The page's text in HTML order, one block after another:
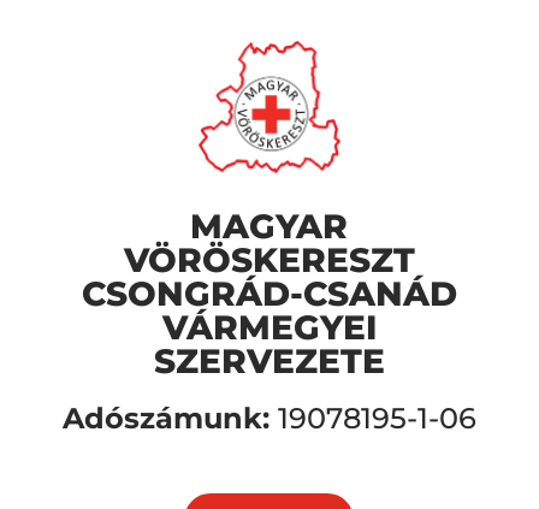
MAGYAR
VÖRÖSKERESZT
CSONGRÁD-CSANÁD
VÁRMEGYEI
SZERVEZETE
Adószámunk: 19078195-1-06